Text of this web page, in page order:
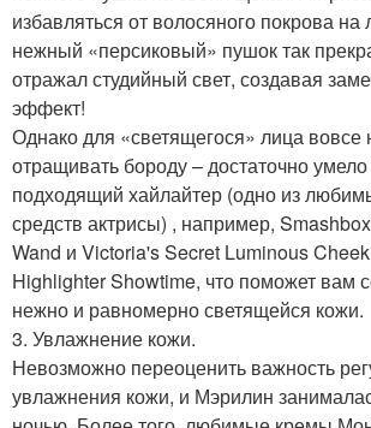
избавляться от волосяного покрова на
нежный «персиковый» пушок так
отражал студийный свет, создавая
эффект!
Однако для «светящегося» лица вовсе
отращивать бороду – достаточно
подходящий хайлайтер (одно из
средств актрисы) , например,
Wand и Victoria's Secret Luminous
Highlighter Showtime, что поможет вам
нежно и равномерно светящейся кожи.
3. Увлажнение кожи.
Невозможно переоценить важность
увлажнения кожи, и Мэрилин